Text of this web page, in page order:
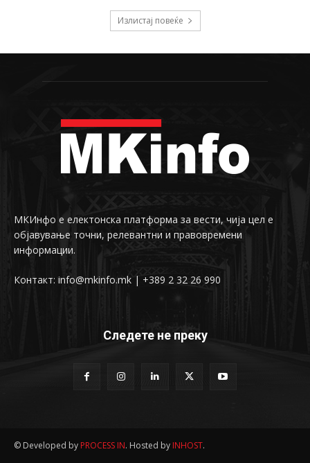
Излистај повеќе
МКИнфо е електонска платформа за вести, чија цел е
објавување точни, релевантни и правовремени
информации.
Контакт: info@mkinfo.mk | +389 2 32 26 990
Следете не преку
© Developed by PROCESS IN. Hosted by INHOST.